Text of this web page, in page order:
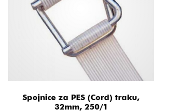
Spojnice za PES (Cord) traku,
32mm, 250/1